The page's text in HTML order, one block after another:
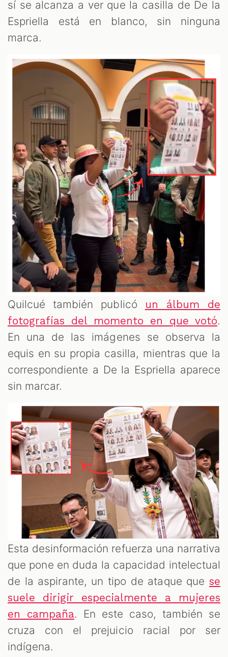
sí se alcanza a ver que la casilla de De la
Espriella está en blanco, sin ninguna
marca.
Quilcué también publicó
un álbum de
fotografías del momento en que votó.
En una de las imágenes se observa la
equis en su propia casilla, mientras que la
correspondiente a De la Espriella aparece
sin marcar.
Esta desinformación refuerza una narrativa
que pone en duda la capacidad intelectual
de la aspirante, un tipo de ataque que se
suele dirigir especialmente a mujeres
en campaña. En este caso, también se
cruza con el prejuicio racial por ser
indígena.